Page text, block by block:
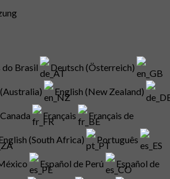
do Brasil Deutsch (Österreich)
English (New Zealand)
Français Français de
(South Africa) Português
Español de Perú Español de